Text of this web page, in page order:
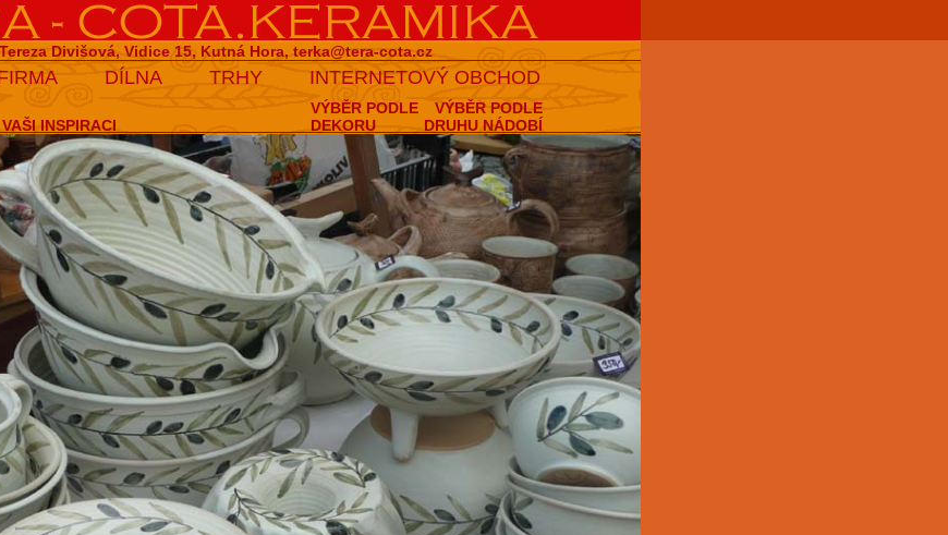
Tereza Divišová, Vidice 15, Kutná Hora, terka@tera-cota.cz
DÍLNA TRHY INTERNETOVÝ OBCHOD
INSPIRACI
VÝBĚR PODLE
DRUHU NÁDOBÍ
VÝBĚR PODLE
DEKORU